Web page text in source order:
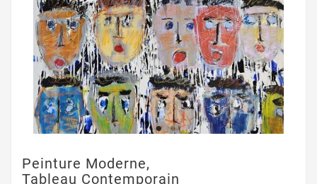
Peinture Moderne,
Tableau Contemporain